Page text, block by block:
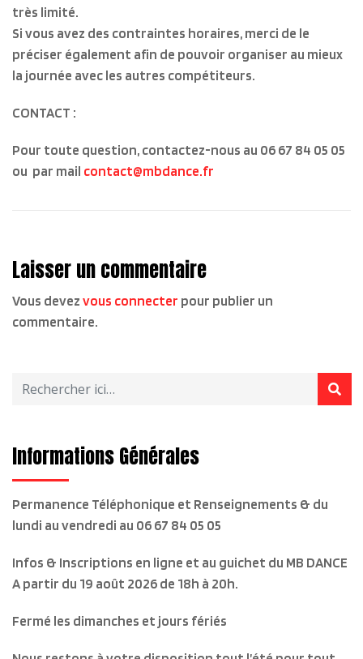
très limité.
Si vous avez des contraintes horaires, merci de le
préciser également afin de pouvoir organiser au mieux
la journée avec les autres compétiteurs.
CONTACT :
Pour toute question, contactez-nous au 06 67 84 05 05
ou par mail contact@mbdance.fr
Laisser un commentaire
Vous devez vous connecter pour publier un
commentaire.
Informations Générales
Permanence Téléphonique et Renseignements & du
lundi au vendredi au 06 67 84 05 05
Infos & Inscriptions en ligne et au guichet du MB DANCE
A partir du 19 août 2026 de 18h à 20h.
Fermé les dimanches et jours fériés